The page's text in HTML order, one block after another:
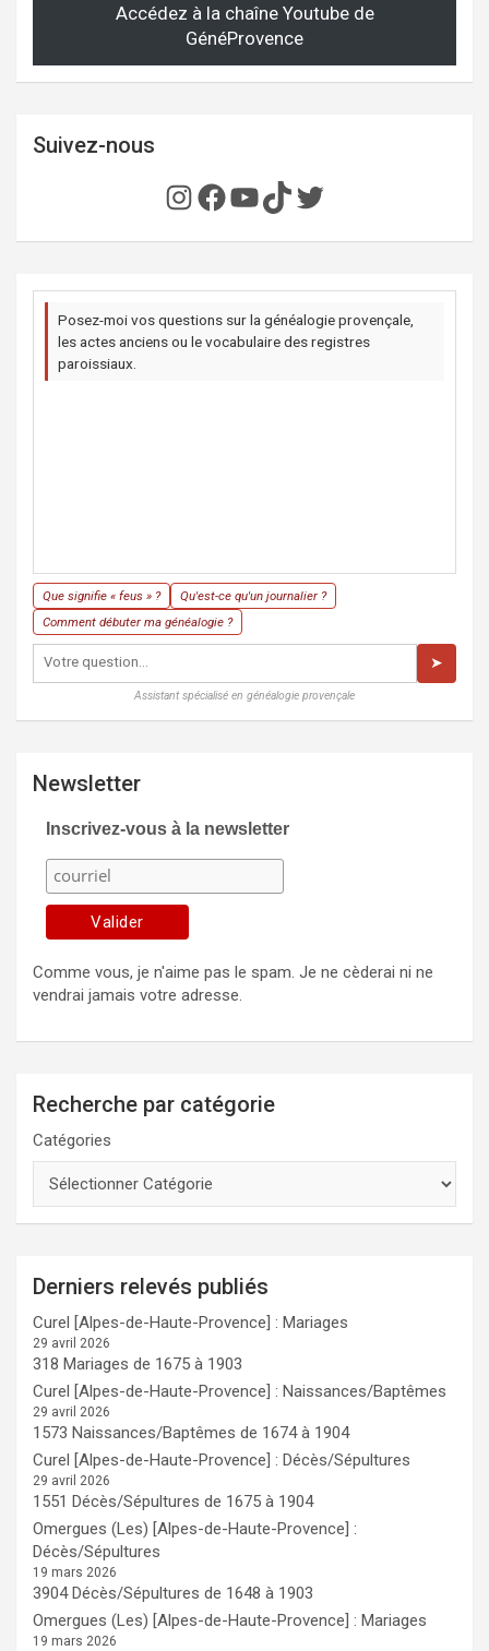
Accédez à la chaîne Youtube de
GénéProvence
Suivez-nous
Instagram
Facebook
YouTube
TikTok
Twitter
Posez-moi vos questions sur la généalogie provençale,
les actes anciens ou le vocabulaire des registres
paroissiaux.
Que signifie « feus » ?
Qu'est-ce qu'un journalier ?
Comment débuter ma généalogie ?
➤
Assistant spécialisé en généalogie provençale
Newsletter
Inscrivez-vous à la newsletter
Comme vous, je n'aime pas le spam. Je ne cèderai ni ne
vendrai jamais votre adresse.
Recherche par catégorie
Catégories
Derniers relevés publiés
Curel [Alpes-de-Haute-Provence] : Mariages
29 avril 2026
318 Mariages de 1675 à 1903
Curel [Alpes-de-Haute-Provence] : Naissances/Baptêmes
29 avril 2026
1573 Naissances/Baptêmes de 1674 à 1904
Curel [Alpes-de-Haute-Provence] : Décès/Sépultures
29 avril 2026
1551 Décès/Sépultures de 1675 à 1904
Omergues (Les) [Alpes-de-Haute-Provence] :
Décès/Sépultures
19 mars 2026
3904 Décès/Sépultures de 1648 à 1903
Omergues (Les) [Alpes-de-Haute-Provence] : Mariages
19 mars 2026